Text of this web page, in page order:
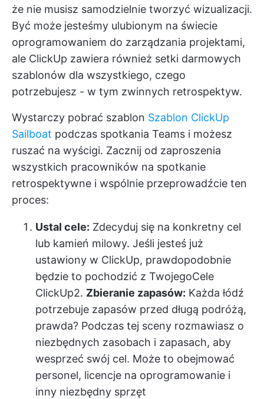
że nie musisz samodzielnie tworzyć wizualizacji.
Być może jesteśmy ulubionym na świecie
oprogramowaniem do zarządzania projektami,
ale ClickUp zawiera również setki darmowych
szablonów dla wszystkiego, czego
potrzebujesz - w tym zwinnych retrospektyw.
Wystarczy pobrać szablon Szablon ClickUp
Sailboat podczas spotkania Teams i możesz
ruszać na wyścigi. Zacznij od zaproszenia
wszystkich pracowników na spotkanie
retrospektywne i wspólnie przeprowadźcie ten
proces:
Ustal cele: Zdecyduj się na konkretny cel
lub kamień milowy. Jeśli jesteś już
ustawiony w ClickUp, prawdopodobnie
będzie to pochodzić z TwojegoCele
ClickUp2. Zbieranie zapasów: Każda łódź
potrzebuje zapasów przed długą podróżą,
prawda? Podczas tej sceny rozmawiasz o
niezbędnych zasobach i zapasach, aby
wesprzeć swój cel. Może to obejmować
personel, licencje na oprogramowanie i
inny niezbędny sprzęt